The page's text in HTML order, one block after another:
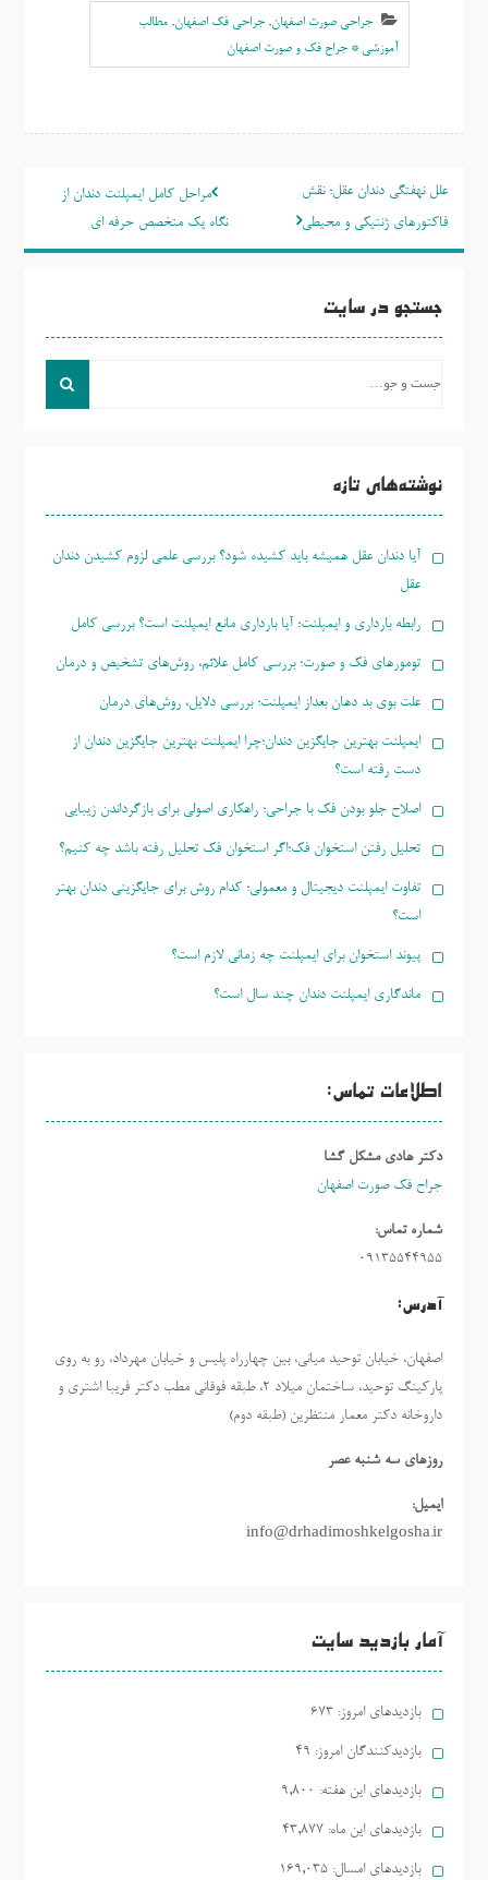
جراحی صورت اصفهان, جراحی فک اصفهان, مطالب
آموزشی * جراح فک و صورت اصفهان
راهبری
نوشته
مراحل کامل ایمپلنت دندان از
نگاه یک متخصص حرفه ای
علل نهفتگی دندان عقل؛ نقش
فاکتورهای ژنتیکی و محیطی
جستجو در سایت
نوشته‌های تازه
آیا دندان عقل همیشه باید کشیده شود؟ بررسی علمی لزوم کشیدن دندان
عقل
رابطه بارداری و ایمپلنت؛ آیا بارداری مانع ایمپلنت است؟ بررسی کامل
تومورهای فک و صورت؛ بررسی کامل علائم، روش‌های تشخیص و درمان
علت بوی بد دهان بعداز ایمپلنت؛ بررسی دلایل، روش‌های درمان
ایمپلنت بهترین جایگزین دندان؛چرا ایمپلنت بهترین جایگزین دندان از
دست رفته است؟
اصلاح جلو بودن فک با جراحی؛ راهکاری اصولی برای بازگرداندن زیبایی
تحلیل رفتن استخوان فک؛اگر استخوان فک تحلیل رفته باشد چه کنیم؟
تفاوت ایمپلنت دیجیتال و معمولی؛ کدام روش برای جایگزینی دندان بهتر
است؟
پیوند استخوان برای ایمپلنت چه زمانی لازم است؟
ماندگاری ایمپلنت دندان چند سال است؟
اطلاعات تماس:
دکتر هادی مشکل گشا
جراح فک صورت اصفهان
شماره تماس:
09135544955
آدرس:
اصفهان، خیابان توحید میانی، بین چهارراه پلیس و خیابان مهرداد، رو به روی
پارکینگ توحید، ساختمان میلاد ٢، طبقه فوقانی مطب دکتر فریبا اشتری و
داروخانه دکتر معمار منتظرین (طبقه دوم)
روزهاي سه شنبه عصر
ایمیل:
info@drhadimoshkelgosha.ir
آمار بازدید سایت
بازدیدهای امروز: 673
بازدیدکنندگان امروز: 49
بازدیدهای این هفته: 9,800
بازدیدهای این ماه: 43,877
بازدیدهای امسال: 169,035